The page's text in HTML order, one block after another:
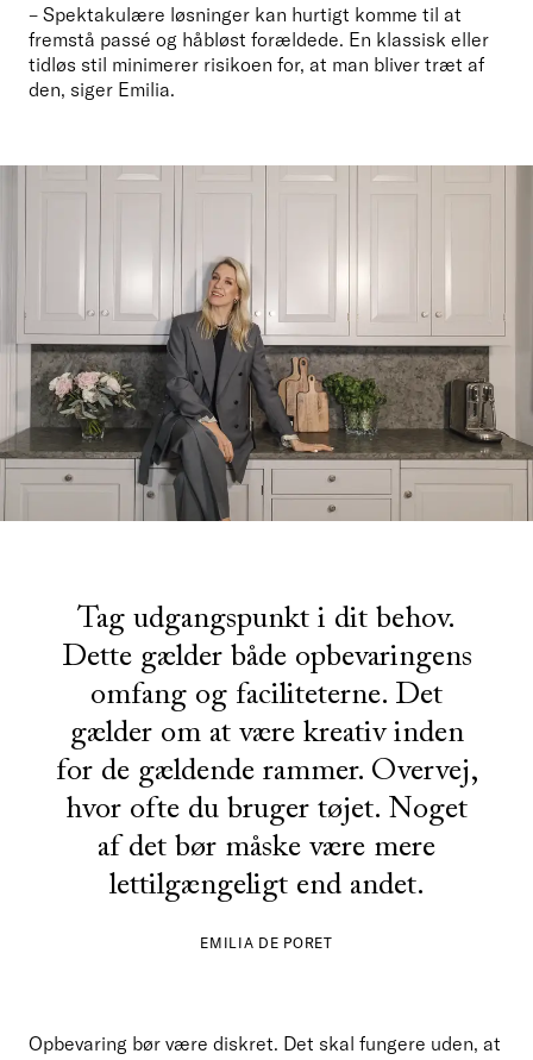
– Spektakulære løsninger kan hurtigt komme til at
fremstå passé og håbløst forældede. En klassisk eller
tidløs stil minimerer risikoen for, at man bliver træt af
den, siger Emilia.
Tag udgangspunkt i dit behov.
Dette gælder både opbevaringens
omfang og faciliteterne. Det
gælder om at være kreativ inden
for de gældende rammer. Overvej,
hvor ofte du bruger tøjet. Noget
af det bør måske være mere
lettilgængeligt end andet.
EMILIA DE PORET
Opbevaring bør være diskret. Det skal fungere uden, at